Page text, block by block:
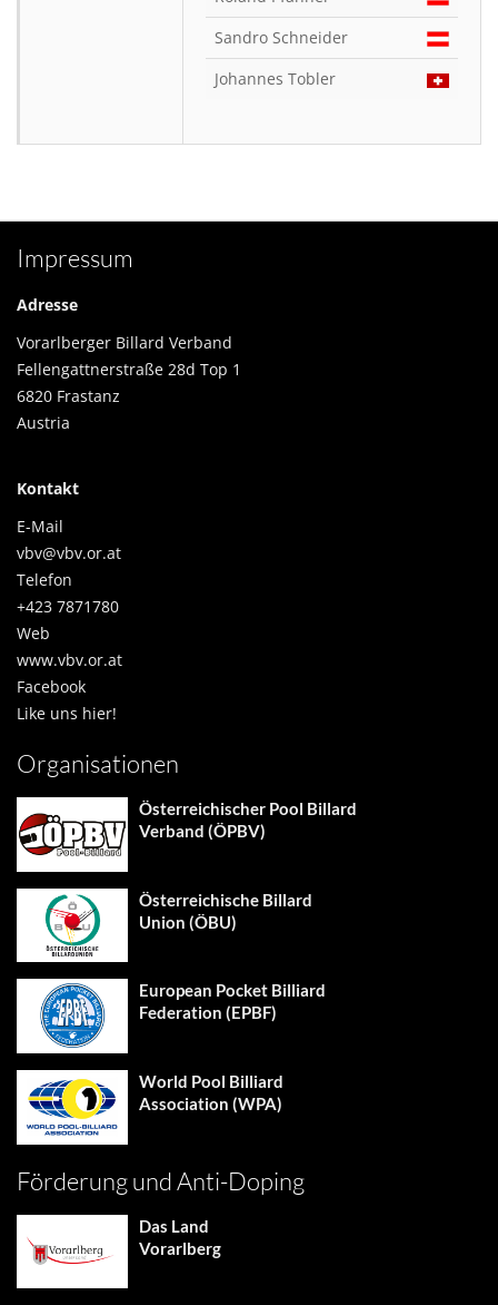
Sandro Schneider
Johannes Tobler
Impressum
Adresse
Vorarlberger Billard Verband
Fellengattnerstraße 28d Top 1
6820 Frastanz
Austria
Kontakt
E-Mail
vbv@vbv.or.at
Telefon
+423 7871780
Web
www.vbv.or.at
Facebook
Like uns hier!
Organisationen
Österreichischer Pool Billard
Verband (ÖPBV)
Österreichische Billard
Union (ÖBU)
European Pocket Billiard
Federation (EPBF)
World Pool Billiard
Association (WPA)
Förderung und Anti-Doping
Das Land
Vorarlberg